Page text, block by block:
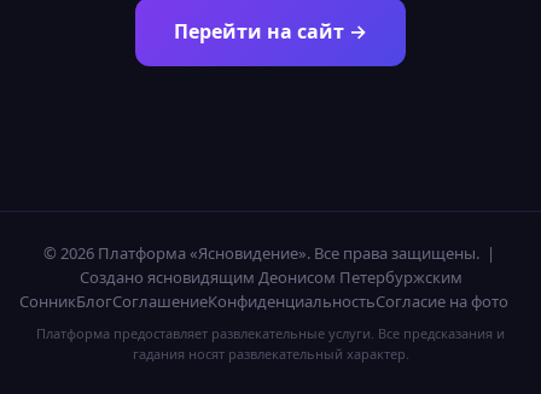
Перейти на сайт →
© 2026 Платформа «Ясновидение». Все права защищены. |
Создано ясновидящим Деонисом Петербуржским
СонникБлогСоглашениеКонфиденциальностьСогласие на фото
Платформа предоставляет развлекательные услуги. Все предсказания и
гадания носят развлекательный характер.